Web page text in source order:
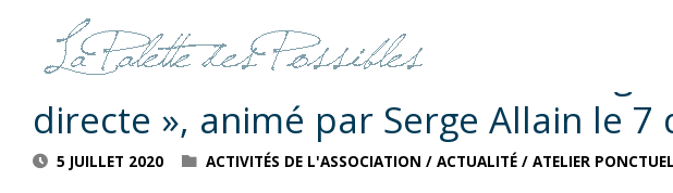
Retour sur l’atelier « initiation à la
directe », animé par Serge Allain le 7
5 JUILLET 2020 ACTIVITÉS DE L'ASSOCIATION / ACTUALITÉ/ ATELIER PONCTUEL